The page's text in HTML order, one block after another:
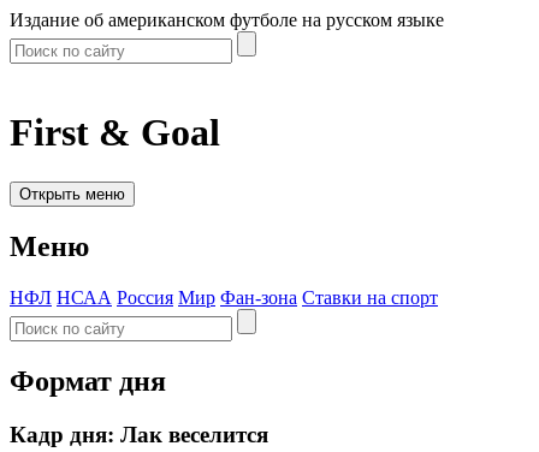
Издание об американском футболе на русском языке
First & Goal
Открыть меню
Меню
НФЛ НСАА Россия Мир Фан-зона Ставки на спорт
Формат дня
Кадр дня: Лак веселится